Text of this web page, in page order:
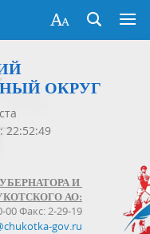
ОКРУГ
22:52:49
И
АО:
00 Факс: 2-29-19
gov.ru